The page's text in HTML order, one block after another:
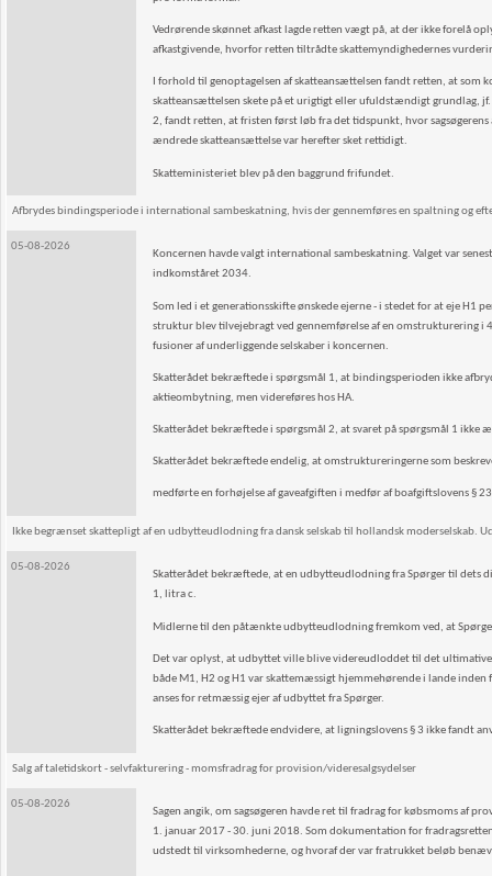
Vedrørende skønnet afkast lagde retten vægt på, at der ikke forelå
afkastgivende, hvorfor retten tiltrådte skattemyndighedernes
I forhold til genoptagelsen af skatteansættelsen fandt retten, at som
skatteansættelsen skete på et urigtigt eller ufuldstændigt grundlag,
2, fandt retten, at fristen først løb fra det tidspunkt, hvor
ændrede skatteansættelse var herefter sket rettidigt.
Skatteministeriet blev på den baggrund frifundet.
Afbrydes bindingsperiode i international sambeskatning, hvis der gennemføres en spaltning og
05-08-2026
Koncernen havde valgt international sambeskatning. Valget var
indkomståret 2034.
Som led i et generationsskifte ønskede ejerne - i stedet for at eje H1
struktur blev tilvejebragt ved gennemførelse af en omstrukturering
fusioner af underliggende selskaber i koncernen.
Skatterådet bekræftede i spørgsmål 1, at bindingsperioden ikke
aktieombytning, men videreføres hos HA.
Skatterådet bekræftede i spørgsmål 2, at svaret på spørgsmål 1 ikke
Skatterådet bekræftede endelig, at omstruktureringerne som
medførte en forhøjelse af gaveafgiften i medfør af boafgiftslovens §
Ikke begrænset skattepligt af en udbytteudlodning fra dansk selskab til hollandsk moderselskab.
05-08-2026
Skatterådet bekræftede, at en udbytteudlodning fra Spørger til dets
1, litra c.
Midlerne til den påtænkte udbytteudlodning fremkom ved, at
Det var oplyst, at udbyttet ville blive videreudloddet til det
både M1, H2 og H1 var skattemæssigt hjemmehørende i lande
anses for retmæssig ejer af udbyttet fra Spørger.
Skatterådet bekræftede endvidere, at ligningslovens § 3 ikke fandt
Salg af taletidskort - selvfakturering - momsfradrag for provision/videresalgsydelser
05-08-2026
Sagen angik, om sagsøgeren havde ret til fradrag for købsmoms af
1. januar 2017 - 30. juni 2018. Som dokumentation for
udstedt til virksomhederne, og hvoraf der var fratrukket beløb